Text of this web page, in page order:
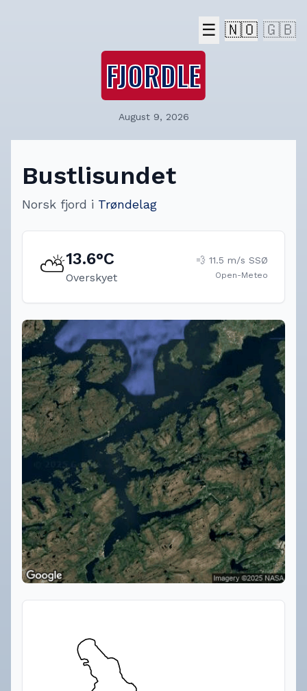
☰ 🇳🇴 🇬🇧
FJORDLE
August 9, 2026
Bustlisundet
Norsk fjord i Trøndelag
⛅13.6°C
Overskyet
💨 11.5 m/s SSØ
Open-Meteo